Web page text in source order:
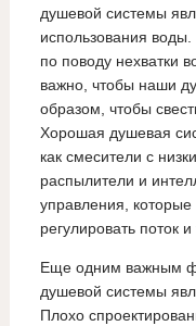
душевой системы
использования
по поводу нехватки
важно, чтобы наши
образом, чтобы
Хорошая душевая
как смесители с
распылители и
управления, которые
регулировать поток
Еще одним важным
душевой системы
Плохо